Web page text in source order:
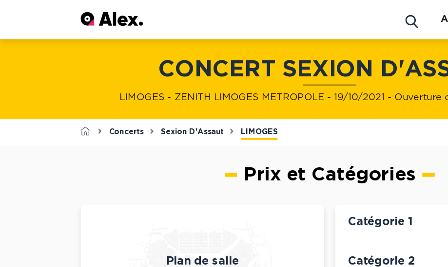
Artistes
CONCERT SEXION
LIMOGES - ZENITH LIMOGES METROPOLE - 19/10/2021 -
Concerts Sexion D'Assaut LIMOGES
Prix et Catégories
Plan de salle
Catégorie 1
Catégorie 2